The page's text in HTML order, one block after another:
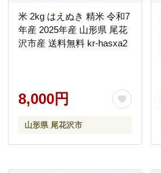
米 2kg はえぬき 精米 令和7
年産 2025年産 山形県 尾花
沢市産 送料無料 kr-hasxa2
8,000円
山形県 尾花沢市